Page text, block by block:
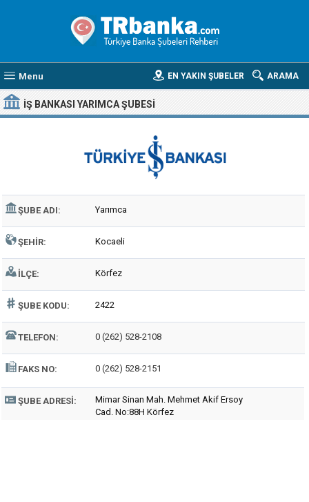
Menu ARAMA
EN YAKIN ŞUBELER
İŞ BANKASI YARIMCA ŞUBESI
ŞUBE ADI: Yarımca
ŞEHIR: Kocaeli
İLÇE: Körfez
ŞUBE KODU: 2422
TELEFON: 0 (262) 528-2108
FAKS NO: 0 (262) 528-2151
ŞUBE ADRESI:
Mimar Sinan Mah. Mehmet Akif Ersoy
Cad. No:88H Körfez